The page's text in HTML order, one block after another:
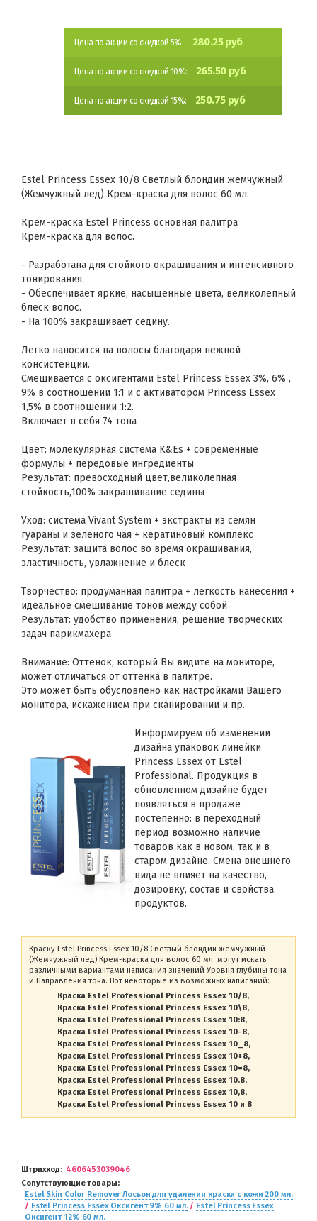
Цена по акции со скидкой 5%: 280.25 руб
Цена по акции со скидкой 10%: 265.50 руб
Цена по акции со скидкой 15%: 250.75 руб
Estel Princess Essex 10/8 Светлый блондин жемчужный
(Жемчужный лед) Крем-краска для волос 60 мл.
Крем-краска Estel Princess основная палитра
Крем-краска для волос.
- Разработана для стойкого окрашивания и интенсивного
тонирования.
- Обеспечивает яркие, насыщенные цвета, великолепный
блеск волос.
- На 100% закрашивает седину.
Легко наносится на волосы благодаря нежной
консистенции.
Смешивается с оксигентами Estel Princess Essex 3%, 6% ,
9% в соотношении 1:1 и с активатором Princess Essex
1,5% в соотношении 1:2.
Включает в себя 74 тона
Цвет: молекулярная система K&Es + современные
формулы + передовые ингредиенты
Результат: превосходный цвет,великолепная
стойкость,100% закрашивание седины
Уход: система Vivant System + экстракты из семян
гуараны и зеленого чая + кератиновый комплекс
Результат: защита волос во время окрашивания,
эластичность, увлажнение и блеск
Творчество: продуманная палитра + легкость нанесения +
идеальное смешивание тонов между собой
Результат: удобство применения, решение творческих
задач парикмахера
Внимание: Оттенок, который Вы видите на мониторе,
может отличаться от оттенка в палитре.
Это может быть обусловлено как настройками Вашего
монитора, искажением при сканировании и пр.
Информируем об изменении
дизайна упаковок линейки
Princess Essex от Estel
Professional. Продукция в
обновленном дизайне будет
появляться в продаже
постепенно: в переходный
период возможно наличие
товаров как в новом, так и в
старом дизайне. Смена внешнего
вида не влияет на качество,
дозировку, состав и свойства
продуктов.
Краску Estel Princess Essex 10/8 Светлый блондин жемчужный
(Жемчужный лед) Крем-краска для волос 60 мл. могут искать
различными вариантами написания значений Уровня глубины тона
и Направления тона. Вот некоторые из возможных написаний:
Краска Estel Professional Princess Essex 10/8
Краска Estel Professional Princess Essex 10\8
Краска Estel Professional Princess Essex 10:8
Краска Estel Professional Princess Essex 10-8
Краска Estel Professional Princess Essex 10_8
Краска Estel Professional Princess Essex 10+8
Краска Estel Professional Princess Essex 10=8
Краска Estel Professional Princess Essex 10.8
Краска Estel Professional Princess Essex 10,8
Краска Estel Professional Princess Essex 10 и 8
Штрихкод
4606453039046
Сопутствующие товары
Estel Skin Color Remover Лосьон для удаления краски с кожи 200 мл.
/ Estel Princess Essex Оксигент 9% 60 мл./ Estel Princess Essex
Оксигент 12% 60 мл.